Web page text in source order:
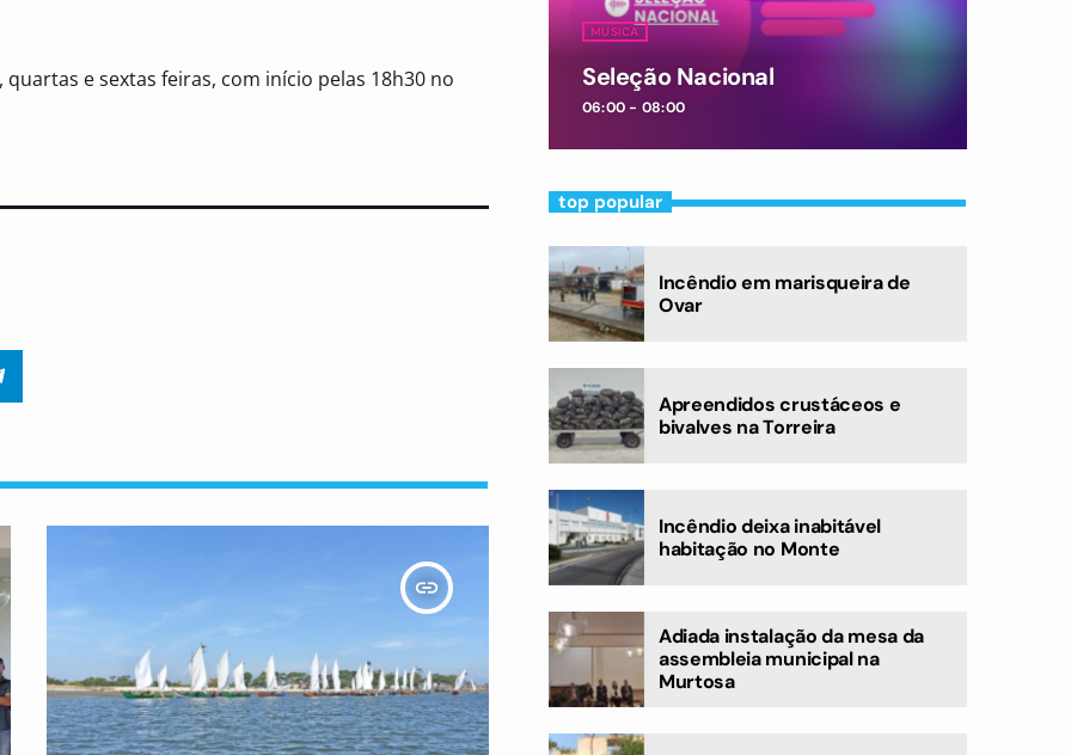
e sextas feiras, com início pelas 18h30 no
insert_link
MUSICA
Seleção Nacional
06:00 - 08:00
top popular
Incêndio em marisqueira de
Ovar
Apreendidos crustáceos e
bivalves na Torreira
Incêndio deixa inabitável
habitação no Monte
Adiada instalação da mesa da
assembleia municipal na
Murtosa